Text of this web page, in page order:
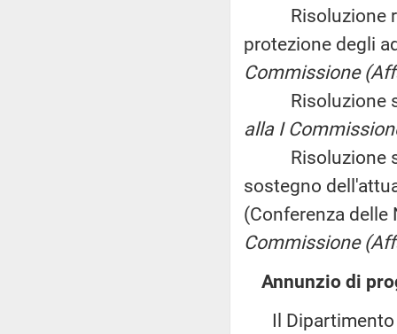
Risoluzione
protezione degli
Commissione
Risoluzione
alla I
Risoluzione
sostegno
(Conferenza
Commissione
Annunzio di
Il Dipartimento